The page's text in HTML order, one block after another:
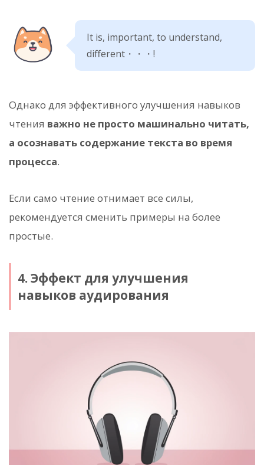
It is, important, to understand,
different・・・!
Однако для эффективного улучшения навыков
чтения важно не просто машинально читать,
а осознавать содержание текста во время
процесса.
Если само чтение отнимает все силы,
рекомендуется сменить примеры на более
простые.
4. Эффект для улучшения
навыков аудирования